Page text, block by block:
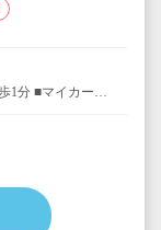
カー通
く、通勤ついで